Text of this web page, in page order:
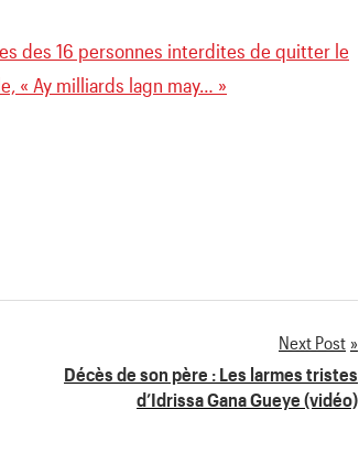
des 16 personnes interdites de quitter le
« Ay milliards lagn may… »
Next Post
Décès de son père : Les larmes tristes
d’Idrissa Gana Gueye (vidéo)